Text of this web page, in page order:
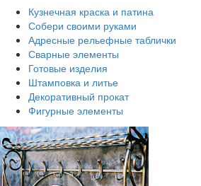
Кузнечная краска и патина
Собери своими руками
Адресные рельефные таблички
Сварные элементы
Готовые изделия
Штамповка и литье
Декоративный прокат
Фигурные элементы